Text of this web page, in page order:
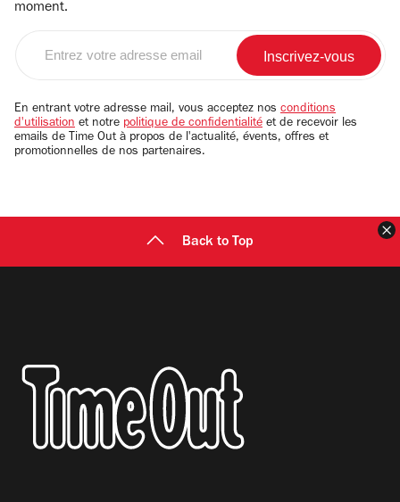
moment.
email
En entrant votre adresse mail, vous acceptez nos conditions
d'utilisation et notre politique de confidentialité et de recevoir les
emails de Time Out à propos de l'actualité, évents, offres et
promotionnelles de nos partenaires.
Back to Top